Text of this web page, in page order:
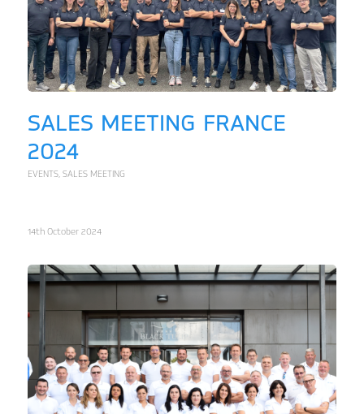
SALES MEETING FRANCE
2024
EVENTS, SALES MEETING
14th October 2024